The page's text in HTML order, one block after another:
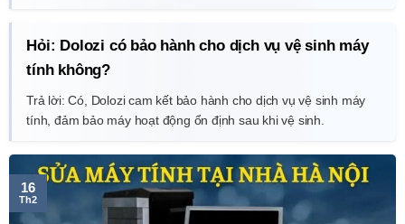
Hỏi: Dolozi có bảo hành cho dịch vụ vệ sinh máy
tính không?
Trả lời: Có, Dolozi cam kết bảo hành cho dịch vụ vệ sinh máy
tính, đảm bảo máy hoạt động ổn định sau khi vệ sinh.
16
Th2